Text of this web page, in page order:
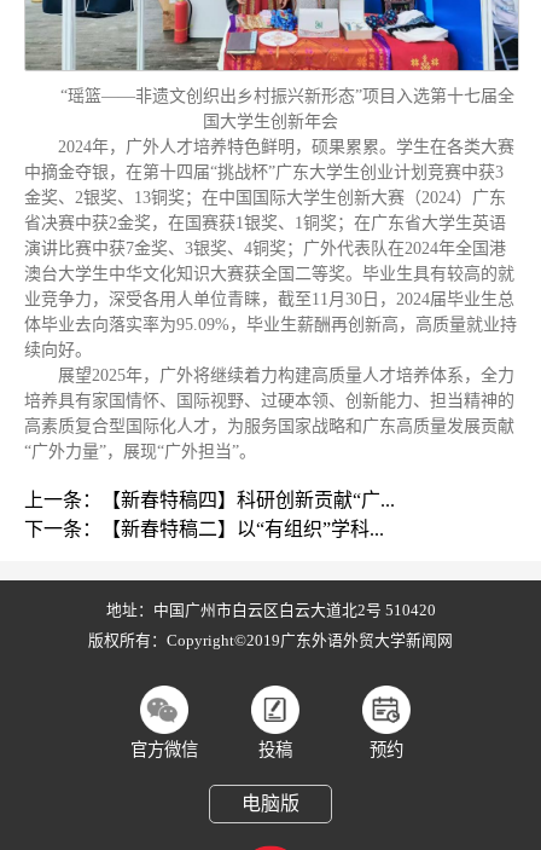
“瑶篮——非遗文创织出乡村振兴新形态”项目入选第十七届全
国大学生创新年会
2024年，广外人才培养特色鲜明，硕果累累。学生在各类大赛
中摘金夺银，在第十四届“挑战杯”广东大学生创业计划竞赛中获3
金奖、2银奖、13铜奖；在中国国际大学生创新大赛（2024）广东
省决赛中获2金奖，在国赛获1银奖、1铜奖；在广东省大学生英语
演讲比赛中获7金奖、3银奖、4铜奖；广外代表队在2024年全国港
澳台大学生中华文化知识大赛获全国二等奖。毕业生具有较高的就
业竞争力，深受各用人单位青睐，截至11月30日，2024届毕业生总
体毕业去向落实率为95.09%，毕业生薪酬再创新高，高质量就业持
续向好。
展望2025年，广外将继续着力构建高质量人才培养体系，全力
培养具有家国情怀、国际视野、过硬本领、创新能力、担当精神的
高素质复合型国际化人才，为服务国家战略和广东高质量发展贡献
“广外力量”，展现“广外担当”。
上一条：【新春特稿四】科研创新贡献“广...
下一条：【新春特稿二】以“有组织”学科...
地址：中国广州市白云区白云大道北2号 510420
版权所有：Copyright©2019广东外语外贸大学新闻网
官方微信 投稿 预约
电脑版